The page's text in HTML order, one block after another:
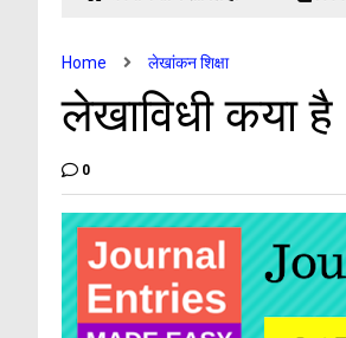
Home लेखांकन शिक्षा
लेखाविधी कया है
0